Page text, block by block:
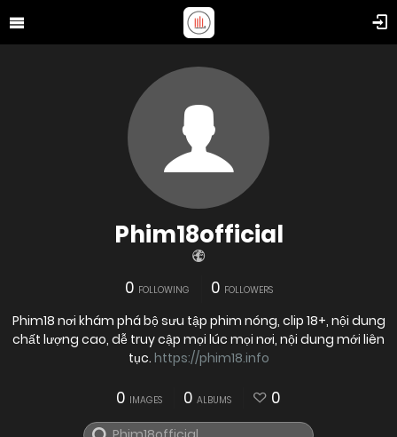
Phim18official
0 FOLLOWING 0 FOLLOWERS
Phim18 nơi khám phá bộ sưu tập phim nóng, clip 18+, nội dung
chất lượng cao, dễ truy cập mọi lúc mọi nơi, nội dung mới liên
tục. https://phim18.info
0 IMAGES 0 ALBUMS 0